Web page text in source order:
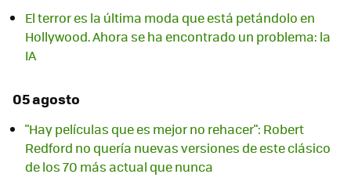
El terror es la última moda que está petándolo en
Hollywood. Ahora se ha encontrado un problema: la
IA
05 agosto
"Hay películas que es mejor no rehacer": Robert
Redford no quería nuevas versiones de este clásico
de los 70 más actual que nunca